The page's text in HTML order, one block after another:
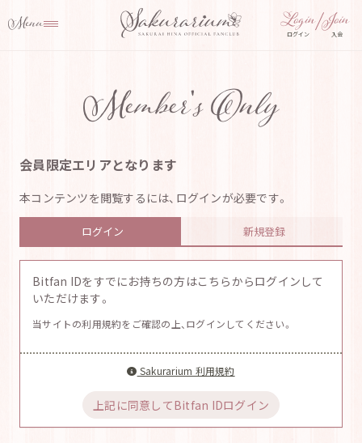
ログイン 入会
Member's Only
会員限定エリアとなります
本コンテンツを閲覧するには、ログインが必要です。
ログイン 新規登録
Bitfan IDをすでにお持ちの方はこちらからログインして
いただけます。
当サイトの利用規約をご確認の上、ログインしてください。
Sakurarium 利用規約
上記に同意してBitfan IDログイン